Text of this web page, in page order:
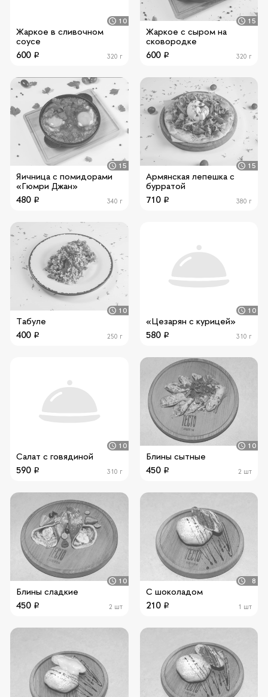
10
Жаркое в сливочном
соусе
600 320 г
15
Жаркое с сыром на
сковородке
600 320 г
15
Яичница с помидорами
«Гюмри Джан»
480 340 г
15
Армянская лепешка с
бурратой
710 380 г
10
Табуле
400 250 г
10
«Цезарян с курицей»
580 310 г
10
Салат с говядиной
590 310 г
10
Блины сытные
450 2 шт
10
Блины сладкие
450 2 шт
8
С шоколадом
210 1 шт